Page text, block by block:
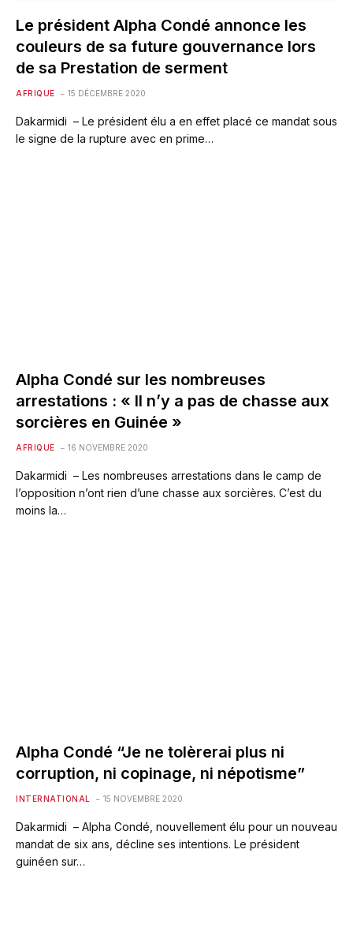
Le président Alpha Condé annonce les
couleurs de sa future gouvernance lors
de sa Prestation de serment
AFRIQUE 15 DÉCEMBRE 2020
Dakarmidi – Le président élu a en effet placé ce mandat sous
le signe de la rupture avec en prime…
Alpha Condé sur les nombreuses
arrestations : « Il n’y a pas de chasse aux
sorcières en Guinée »
AFRIQUE 16 NOVEMBRE 2020
Dakarmidi – Les nombreuses arrestations dans le camp de
l’opposition n’ont rien d’une chasse aux sorcières. C’est du
moins la…
Alpha Condé “Je ne tolèrerai plus ni
corruption, ni copinage, ni népotisme”
INTERNATIONAL 15 NOVEMBRE 2020
Dakarmidi – Alpha Condé, nouvellement élu pour un nouveau
mandat de six ans, décline ses intentions. Le président
guinéen sur…